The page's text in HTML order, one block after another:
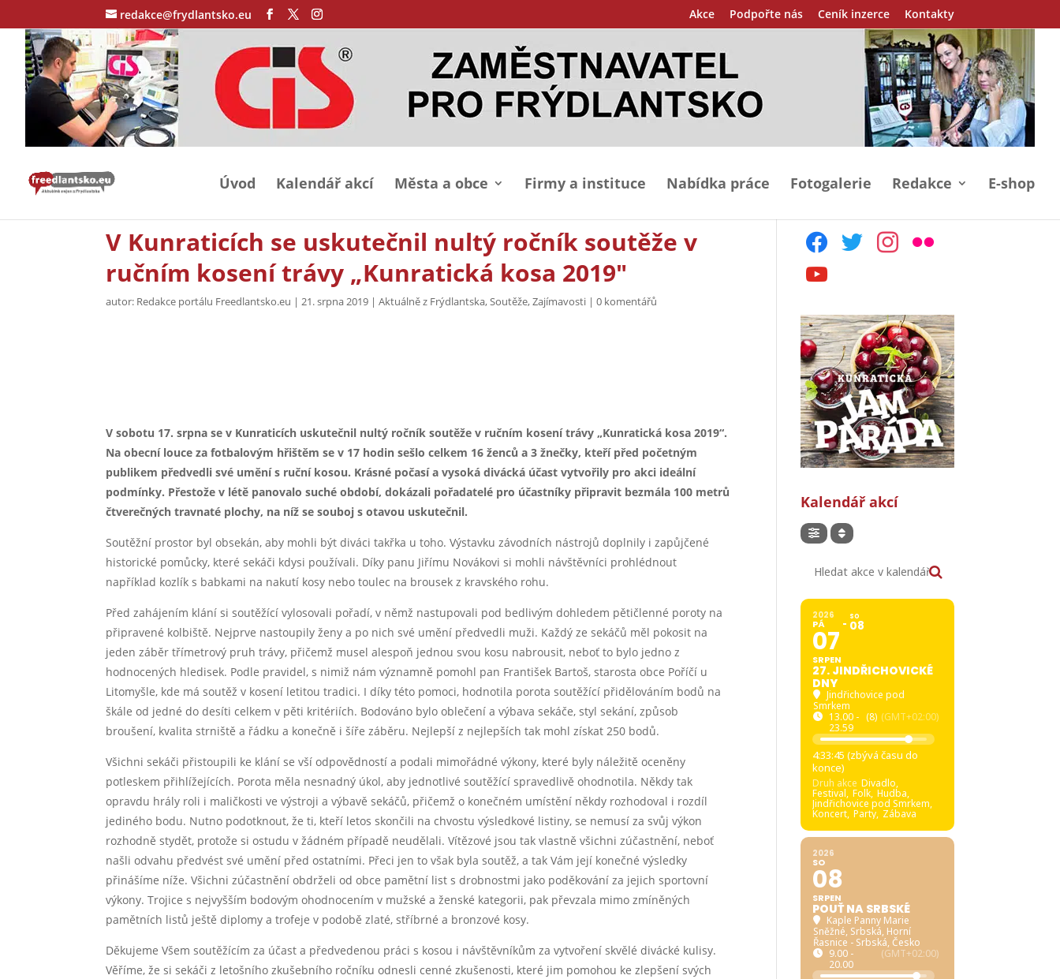
redakce@frydlantsko.eu Akce Podpořte nás Ceník inzerce Kontakty
Úvod Kalendář akcí Města a obce Firmy a instituce Nabídka práce Fotogalerie Redakce E-shop
V Kunraticích se uskutečnil nultý ročník soutěže v
ručním kosení trávy „Kunratická kosa 2019″
autor: Redakce portálu Freedlantsko.eu |21. srpna 2019 |Aktuálně z Frýdlantska,Soutěže,Zajímavosti |0 komentářů
V sobotu 17. srpna se v Kunraticích uskutečnil nultý ročník soutěže v ručním kosení trávy „Kunratická kosa 2019“.
Na obecní louce za fotbalovým hřištěm se v 17 hodin sešlo celkem 16 ženců a 3 žnečky, kteří před početným
publikem předvedli své umění s ruční kosou. Krásné počasí a vysoká divácká účast vytvořily pro akci ideální
podmínky. Přestože v létě panovalo suché období, dokázali pořadatelé pro účastníky připravit bezmála 100 metrů
čtverečných travnaté plochy, na níž se souboj s otavou uskutečnil.
Soutěžní prostor byl obsekán, aby mohli být diváci takřka u toho. Výstavku závodních nástrojů doplnily i zapůjčené
historické pomůcky, které sekáči kdysi používali. Díky panu Jiřímu Novákovi si mohli návštěvníci prohlédnout
například kozlík s babkami na nakutí kosy nebo toulec na brousek z kravského rohu.
Před zahájením klání si soutěžící vylosovali pořadí, v němž nastupovali pod bedlivým dohledem pětičlenné poroty na
připravené kolbiště. Nejprve nastoupily ženy a po nich své umění předvedli muži. Každý ze sekáčů měl pokosit na
jeden záběr třímetrový pruh trávy, přičemž musel alespoň jednou svou kosu nabrousit, neboť to bylo jedno z
hodnocených hledisek. Podle pravidel, s nimiž nám významně pomohl pan František Bartoš, starosta obce Poříčí u
Litomyšle, kde má soutěž v kosení letitou tradici. I díky této pomoci, hodnotila porota soutěžící přidělováním bodů na
škále od jedné do desíti celkem v pěti kritériích. Bodováno bylo oblečení a výbava sekáče, styl sekání, způsob
broušení, kvalita strniště a řádku a konečně i šíře záběru. Nejlepší z nejlepších tak mohl získat 250 bodů.
Všichni sekáči přistoupili ke klání se vší odpovědností a podali mimořádné výkony, které byly náležitě oceněny
potleskem přihlížejících. Porota měla nesnadný úkol, aby jednotlivé soutěžící spravedlivě ohodnotila. Někdy tak
opravdu hrály roli i maličkosti ve výstroji a výbavě sekáčů, přičemž o konečném umístění někdy rozhodoval i rozdíl
jediného bodu. Nutno podotknout, že ti, kteří letos skončili na chvostu výsledkové listiny, se nemusí za svůj výkon
rozhodně stydět, protože si ostudu v žádném případě neudělali. Vítězové jsou tak vlastně všichni zúčastnění, neboť
našli odvahu předvést své umění před ostatními. Přeci jen to však byla soutěž, a tak Vám její konečné výsledky
přinášíme níže. Všichni zúčastnění obdrželi od obce pamětní list s drobnostmi jako poděkování za jejich sportovní
výkony. Trojice s nejvyšším bodovým ohodnocením v mužské a ženské kategorii, pak převzala mimo zmíněných
pamětních listů ještě diplomy a trofeje v podobě zlaté, stříbrné a bronzové kosy.
Děkujeme Všem soutěžícím za účast a předvedenou práci s kosou i návštěvníkům za vytvoření skvělé divácké kulisy.
Věříme, že si sekáči z letošního zkušebního ročníku odnesli cenné zkušenosti, které jim pomohou ke zlepšení svých
facebooktwitter instagram
flickr
youtube
Kalendář akcí
2026
PÁ
07
SRPEN
SO
08
27. JINDŘICHOVICKÉ
DNY
Jindřichovice pod
Smrkem
13.00 -
23.59
(8) (GMT+02:00)
4:33:44 (zbývá času do
konce)
Druh akce Divadlo,
Festival, Folk, Hudba,
Jindřichovice pod Smrkem,
Koncert, Party, Zábava
2026
SO
08
SRPEN
POUŤ NA SRBSKÉ
Kaple Panny Marie
Sněžné, Srbská, Horní
Řasnice - Srbská, Česko
9.00 -
20.00
(GMT+02:00)